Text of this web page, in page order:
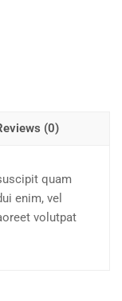
(0)
quam
enim, vel
volutpat